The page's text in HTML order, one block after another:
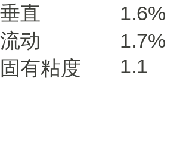
垂直
1.6%
流动
1.7%
固有粘度
1.1